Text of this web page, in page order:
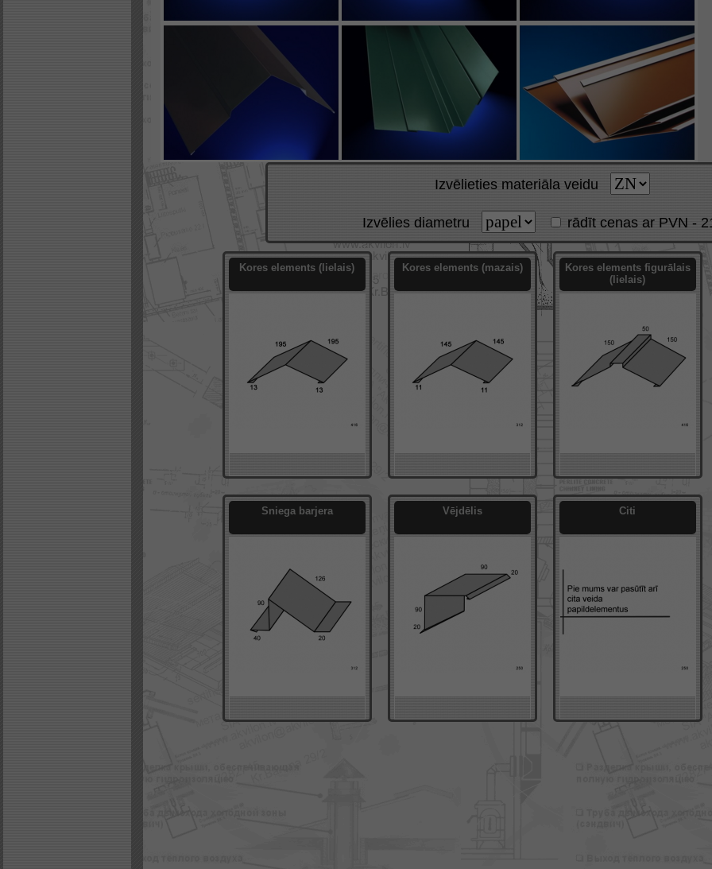
Izvēlieties materiāla veidu
Izvēlies diametru rādīt cenas ar PVN -
Kores elements (lielais) Kores elements (mazais)
Kores elements figurālais
(lielais)
Sniega barjera Vējdēlis Citi